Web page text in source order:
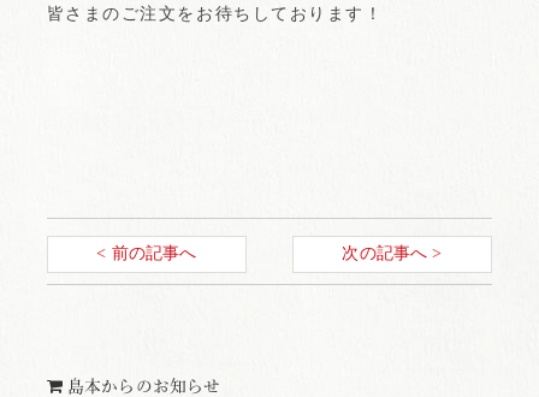
皆さまのご注文をお待ちしております！
< 前の記事へ 次の記事へ >
島本からのお知らせ